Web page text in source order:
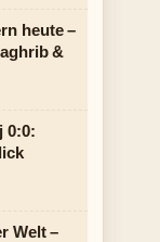
heute –
&
0:0:
Welt –